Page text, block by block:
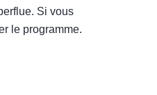
Si vous
le programme.